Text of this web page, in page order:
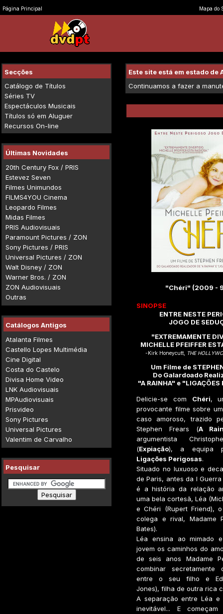
Página Principal Mapa do
Secções
Catálogo de Títulos
Séries TV
Espectáculos Musicais
Títulos só em Aluguer
Recursos On-line
Últimas Novidades
20th Century Fox / PRIS
Estevez Seven
Filmes Unimundos
FILMS4YOU Cinema
Leopardo Filmes
Midas Filmes
PRIS Audiovisuais
Paramount Pictures / ZON
Sony Pictures / PRIS
Universal Pictures / ZON
Walt Disney / ZON
Warner Bros. / ZON
ZON Audiovisuais
Outras
Catálogos Antigos
Atalanta Filmes
Castello Lopes Multimédia
Cine Digital
Costa do Castelo
Divisa Home Video
LNK Audiovisuais
MPAudiovisuais
Prisvideo
Sony Pictures
Universal Pictures
Valentim de Carvalho
Pesquisar
Este site está em estado de
Continuamos a fazer a
"Chéri" (2009 -
SINOPSE
ENTRE NESTE
JOGO DE
"EXTREMAMENTE
MICHELLE PFEIFFER
-Kirk Honeycutt, THE
Um Filme de
Do Galardoado
"A RAINHA" e "LIGAÇÕES
Delicie-se com Chéri,
provocante filme sobre
caso amoroso, trazido
Stephen Frears (A
argumentista
(Expiação), a equipa
Ligações Perigosas.
Situado no luxuoso e
de Paris, antes da I
é a história da relação
uma bela cortesã, Léa
e Chéri (Rupert Friend),
colega e rival, Madame
Bates).
Léa ensina ao mimado
jovem os caminhos do
de seis anos Madame
combinar secretamente
entre o seu filho e
Jones), filha de outra rica
A separação entre Léa e
inevitável... E